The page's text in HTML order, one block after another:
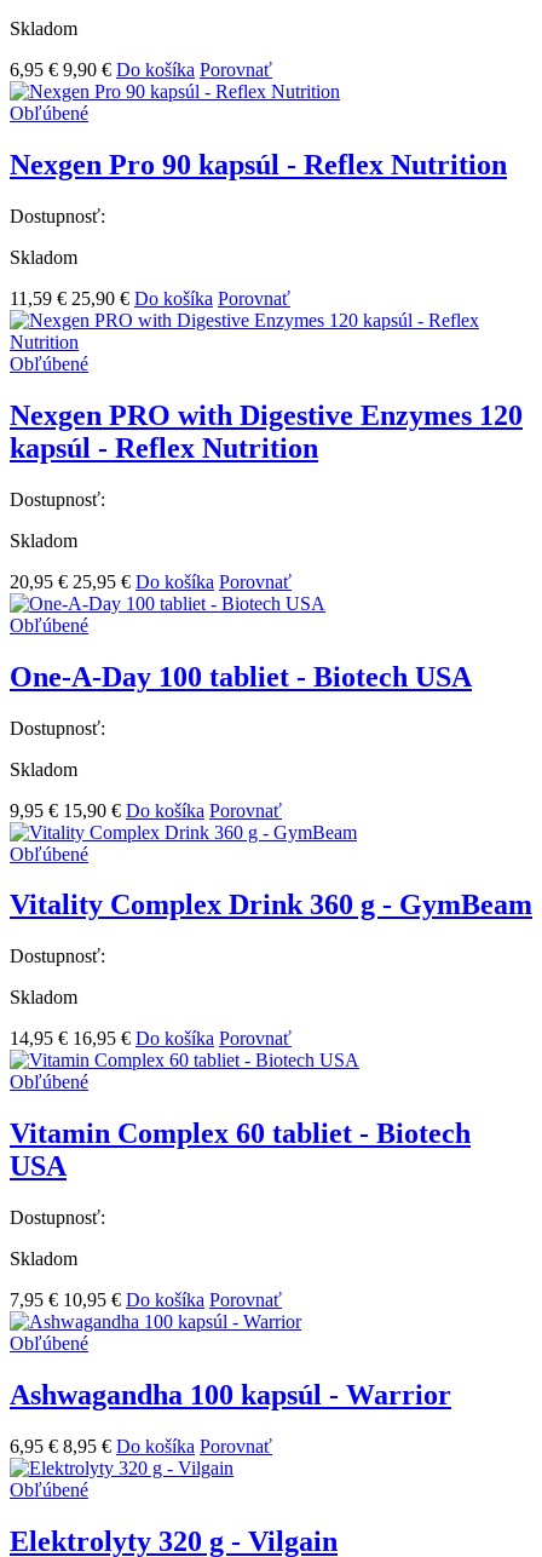
Skladom
6,95 € 9,90 € Do košíka Porovnať
Obľúbené
Nexgen Pro 90 kapsúl - Reflex Nutrition
Dostupnosť:
Skladom
11,59 € 25,90 € Do košíka Porovnať
Obľúbené
Nexgen PRO with Digestive Enzymes 120
kapsúl - Reflex Nutrition
Dostupnosť:
Skladom
20,95 € 25,95 € Do košíka Porovnať
Obľúbené
One-A-Day 100 tabliet - Biotech USA
Dostupnosť:
Skladom
9,95 € 15,90 € Do košíka Porovnať
Obľúbené
Vitality Complex Drink 360 g - GymBeam
Dostupnosť:
Skladom
14,95 € 16,95 € Do košíka Porovnať
Obľúbené
Vitamin Complex 60 tabliet - Biotech
USA
Dostupnosť:
Skladom
7,95 € 10,95 € Do košíka Porovnať
Obľúbené
Ashwagandha 100 kapsúl - Warrior
6,95 € 8,95 € Do košíka Porovnať
Obľúbené
Elektrolyty 320 g - Vilgain